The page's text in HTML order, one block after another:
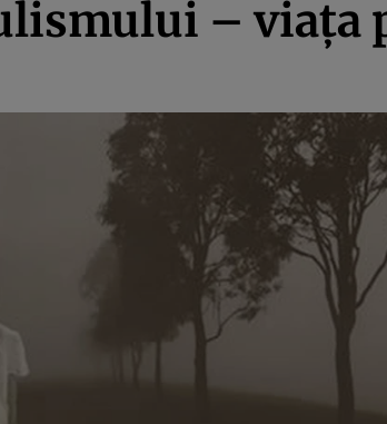
– viaţa